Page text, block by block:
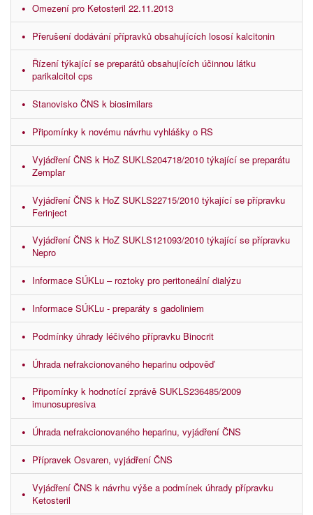
Omezení pro Ketosteril 22.11.2013
Přerušení dodávání přípravků obsahujících lososí kalcitonin
Řízení týkající se preparátů obsahujících účinnou látku
parikalcitol cps
Stanovisko ČNS k biosimilars
Připomínky k novému návrhu vyhlášky o RS
Vyjádření ČNS k HoZ SUKLS204718/2010 týkající se preparátu
Zemplar
Vyjádření ČNS k HoZ SUKLS22715/2010 týkající se přípravku
Ferinject
Vyjádření ČNS k HoZ SUKLS121093/2010 týkající se přípravku
Nepro
Informace SÚKLu – roztoky pro peritoneální dialýzu
Informace SÚKLu - preparáty s gadoliniem
Podmínky úhrady léčivého přípravku Binocrit
Úhrada nefrakcionovaného heparinu odpověď
Připomínky k hodnotící zprávě SUKLS236485/2009
imunosupresiva
Úhrada nefrakcionovaného heparinu, vyjádření ČNS
Přípravek Osvaren, vyjádření ČNS
Vyjádření ČNS k návrhu výše a podmínek úhrady přípravku
Ketosteril